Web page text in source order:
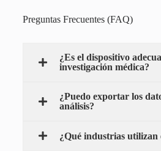
Preguntas Frecuentes (FAQ)
¿Es el dispositivo
investigación médica?
¿Puedo exportar los
análisis?
¿Qué industrias utilizan